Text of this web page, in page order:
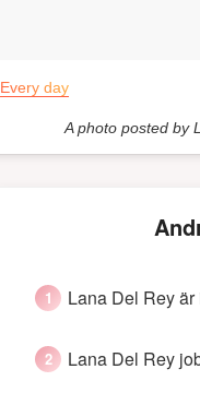
Every day
A photo posted by
Lana Del Rey
Lana Del Rey